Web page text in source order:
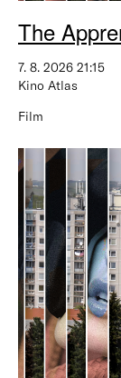
The
7. 8. 2026 21:15
Kino Atlas
Film